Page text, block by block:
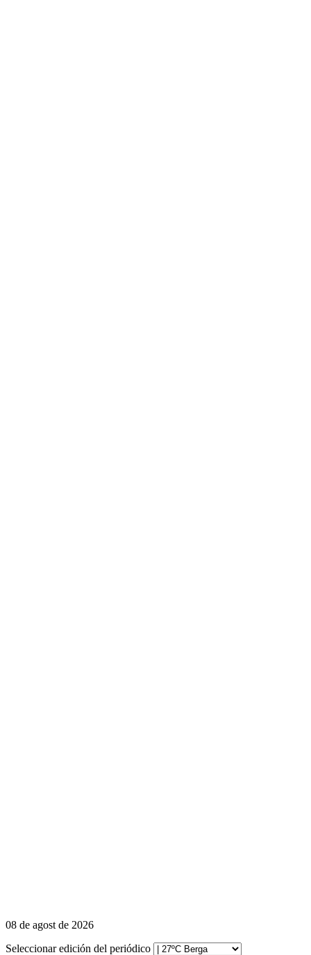
08 de agost de 2026
Seleccionar edición del periódico